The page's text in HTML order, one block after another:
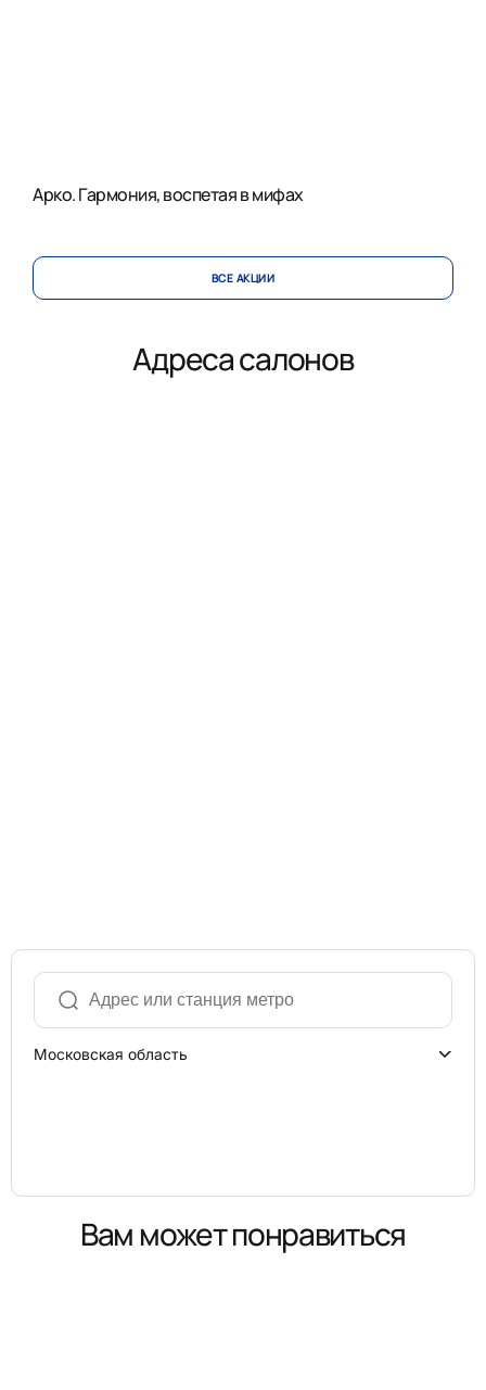
Арко. Гармония, воспетая в мифах
ВСЕ АКЦИИ
Адреса салонов
Московская область
Вам может понравиться